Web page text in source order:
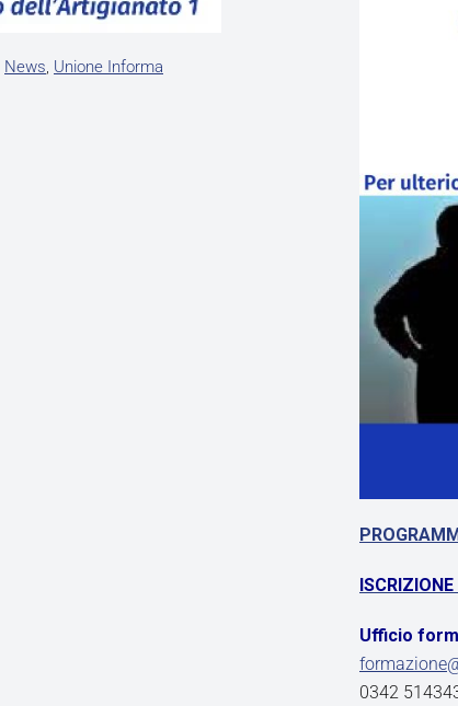
News, Unione Informa
Ufficio
0342